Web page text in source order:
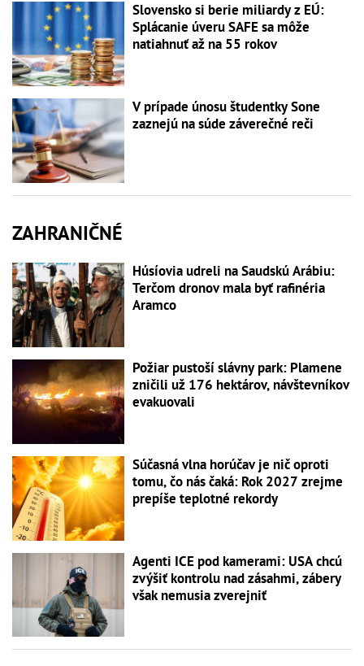
Slovensko si berie miliardy z EÚ:
Splácanie úveru SAFE sa môže
natiahnuť až na 55 rokov
V prípade únosu študentky Sone
zaznejú na súde záverečné reči
ZAHRANIČNÉ
Húsíovia udreli na Saudskú Arábiu:
Terčom dronov mala byť rafinéria
Aramco
Požiar pustoší slávny park: Plamene
zničili už 176 hektárov, návštevníkov
evakuovali
Súčasná vlna horúčav je nič oproti
tomu, čo nás čaká: Rok 2027 zrejme
prepíše teplotné rekordy
Agenti ICE pod kamerami: USA chcú
zvýšiť kontrolu nad zásahmi, zábery
však nemusia zverejniť